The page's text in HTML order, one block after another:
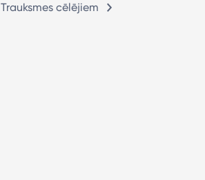
Trauksmes cēlējiem